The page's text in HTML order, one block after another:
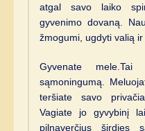
atgal savo laiko
gyvenimo dovaną.
žmogumi, ugdyti valią ir
Gyvenate mele.Tai
sąmoningumą.
teršiate savo
Vagiate jo gyvybinį
pilnaverčius širdies